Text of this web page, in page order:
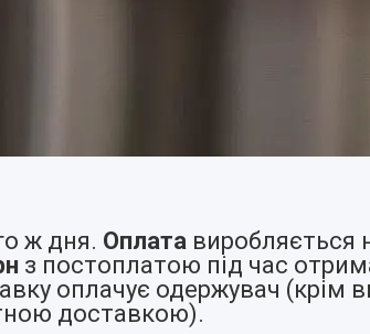
ж дня. Оплатавиробляється
з постоплатою під час
оплачує одержувач (крім
доставкою).